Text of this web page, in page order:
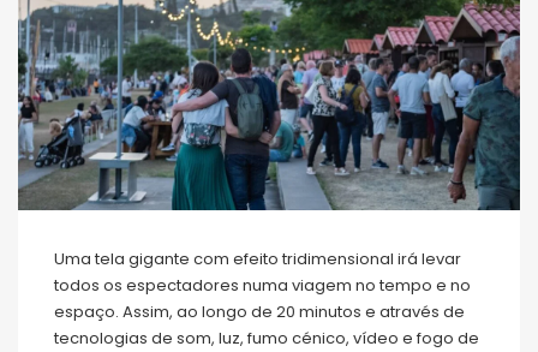
Uma tela gigante com efeito tridimensional irá levar
todos os espectadores numa viagem no tempo e no
espaço. Assim, ao longo de 20 minutos e através de
tecnologias de som, luz, fumo cénico, vídeo e fogo de